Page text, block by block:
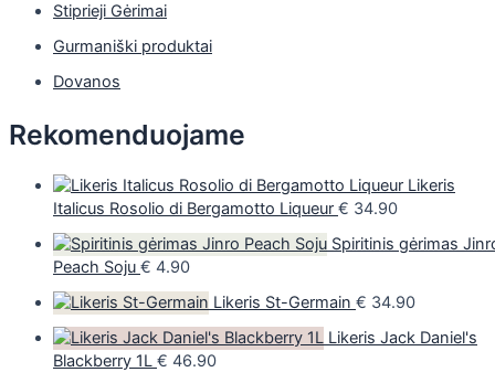
Stiprieji Gėrimai
Gurmaniški produktai
Dovanos
Rekomenduojame
Likeris
Italicus Rosolio di Bergamotto Liqueur € 34.90
Spiritinis gėrimas
Peach Soju € 4.90
Likeris St-Germain € 34.90
Likeris Jack Daniel's
Blackberry 1L € 46.90